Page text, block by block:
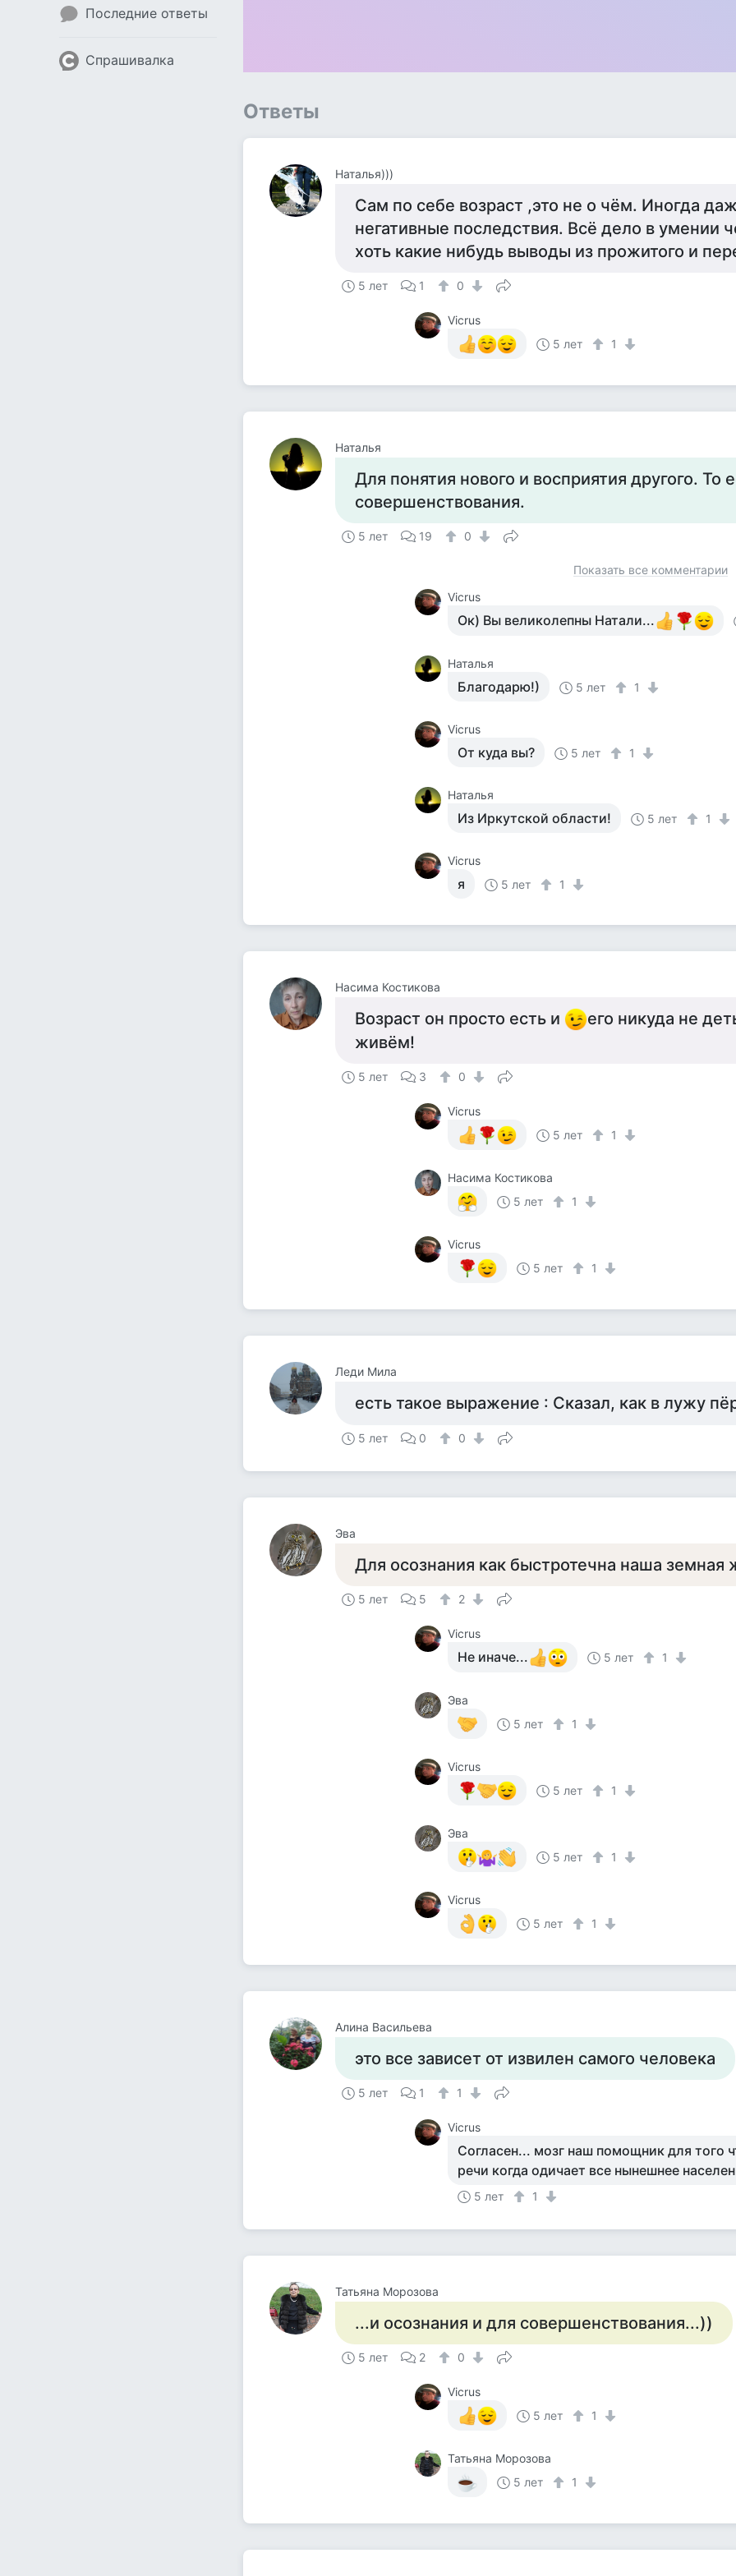
Последние ответы
Спрашивалка
Ответы
Наталья)))
Сам по себе возраст ,это не о чём. Иногда
негативные последствия. Всё дело в умении
хоть какие нибудь выводы из прожитого и
5 лет 1 0
Vicrus
5 лет
1
Наталья
Для понятия нового и восприятия другого. То
совершенствования.
5 лет 19 0
Показать все комментарии
Vicrus
Ок) Вы великолепны Натали...
Наталья
Благодарю!) 5 лет 1
Vicrus
От куда вы? 5 лет 1
Наталья
Из Иркутской области! 5 лет 1
Vicrus
я 5 лет 1
Насима Костикова
Возраст он просто есть и
его никуда не
живём!
5 лет 3 0
Vicrus
5 лет
1
Насима Костикова
5 лет
1
Vicrus
5 лет
1
Леди Мила
есть такое выражение : Сказал, как в лужу
5 лет 0 0
Эва
Для осознания как быстротечна наша земная
5 лет 5 2
Vicrus
Не иначе... 5 лет 1
Эва
5 лет
1
Vicrus
5 лет
1
Эва
5 лет
1
Vicrus
5 лет
1
Алина Васильева
это все зависет от извилен самого человека
5 лет 1 1
Vicrus
Согласен... мозг наш помощник для того
речи когда одичает все нынешнее
5 лет 1
Татьяна Морозова
...и осознания и для совершенствования...))
5 лет 2 0
Vicrus
5 лет
1
Татьяна Морозова
5 лет
1